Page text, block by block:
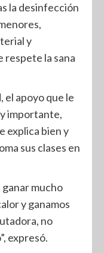
la desinfección
y
respete la sana
el apoyo que le
importante,
explica bien y
sus clases en
ganar mucho
y ganamos
no
expresó.